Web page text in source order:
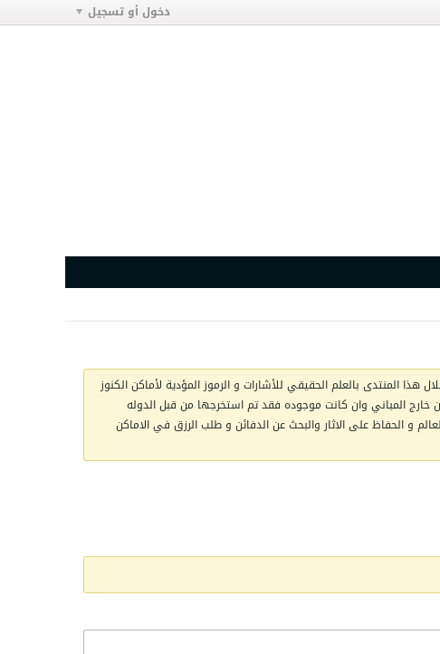
دخول أو تسجيل
المنتدى بالعلم الحقيقي للأشارات و الرموز المؤدية لأماكن الكنوز
خارج المباني وان كانت موجوده فقد تم استخرجها من قبل الدوله
و الحفاظ على الاثار والبحث عن الدفائن و طلب الرزق في الاماكن